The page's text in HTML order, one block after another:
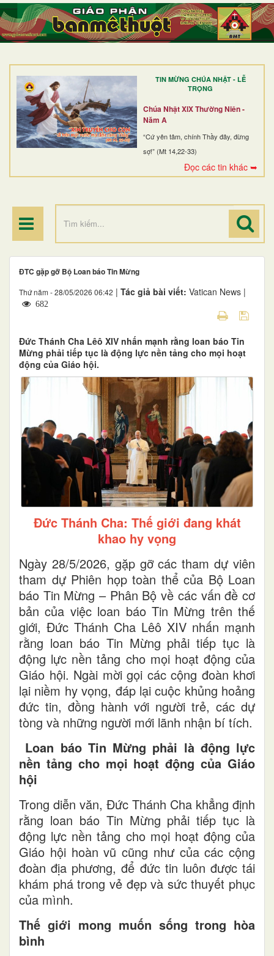
TIN MỪNG CHÚA NHẬT - LỄ
TRỌNG
Chúa Nhật XIX Thường Niên -
Năm A
“Cứ yên tâm, chính Thầy đây, đừng
sợ!” (Mt 14,22-33)
Đọc các tin khác ➥
TRANG NHẤT
GIỚI THIỆU
DÒNG TU
BAN MỤC VỤ
ĐOÀN THỂ CG
ĐIỂM HÀNH HƯƠNG
ĐTC gặp gỡ Bộ Loan báo Tin Mừng
Thứ năm - 28/05/2026 06:42 | Tác giả bài viết: Vatican News |
682
Đức Thánh Cha Lêô XIV nhấn mạnh rằng loan báo Tin
Mừng phải tiếp tục là động lực nền tảng cho mọi hoạt
động của Giáo hội.
Đức Thánh Cha: Thế giới đang khát
khao hy vọng
Ngày 28/5/2026, gặp gỡ các tham dự viên
tham dự Phiên họp toàn thể của Bộ Loan
báo Tin Mừng – Phân Bộ về các vấn đề cơ
bản của việc loan báo Tin Mừng trên thế
giới, Đức Thánh Cha Lêô XIV nhấn mạnh
rằng loan báo Tin Mừng phải tiếp tục là
động lực nền tảng cho mọi hoạt động của
Giáo hội. Ngài mời gọi các cộng đoàn khơi
lại niềm hy vọng, đáp lại cuộc khủng hoảng
đức tin, đồng hành với người trẻ, các dự
tòng và những người mới lãnh nhận bí tích.
Loan báo Tin Mừng phải là động lực
nền tảng cho mọi hoạt động của Giáo
hội
Trong diễn văn, Đức Thánh Cha khẳng định
rằng loan báo Tin Mừng phải tiếp tục là
động lực nền tảng cho mọi hoạt động của
Giáo hội hoàn vũ cũng như của các cộng
đoàn địa phương, để đức tin luôn được tái
khám phá trong vẻ đẹp và sức thuyết phục
của mình.
Thế giới mong muốn sống trong hòa
bình